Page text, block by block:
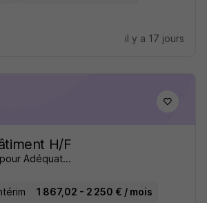
il y a 17 jours
H/F
Adéquat...
1 867,02 - 2 250 € / mois